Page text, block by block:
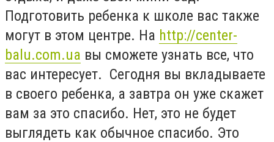
Подготовить ребенка к школе вас также
могут в этом центре. На http://center-
balu.com.ua вы сможете узнать все, что
вас интересует. Сегодня вы вкладываете
в своего ребенка, а завтра он уже скажет
вам за это спасибо. Нет, это не будет
выглядеть как обычное спасибо. Это